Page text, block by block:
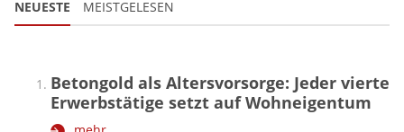
NEUESTE MEISTGELESEN
Betongold als Altersvorsorge: Jeder vierte
Erwerbstätige setzt auf Wohneigentum